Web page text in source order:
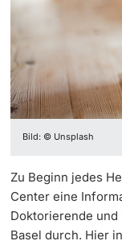
weitere
Weiterbildung
Universität
Vizerektorat
Vizerektorat
Sprachenzentrum
Studienberatung
Drehscheibe UNI
Vizerektorat
Direktion
Direktion
Fakultäten &
Netzwerke &
Jobs & Karriere
Immobilien &
Bild: © Unsplash
Zu Beginn jedes
Center eine
Doktorierende
Basel durch. Hier